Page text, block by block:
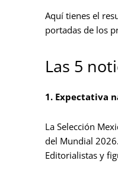
Aquí tienes el
portadas de los
Las 5
1. Expectativa
La Selección
del Mundial
Editorialistas y